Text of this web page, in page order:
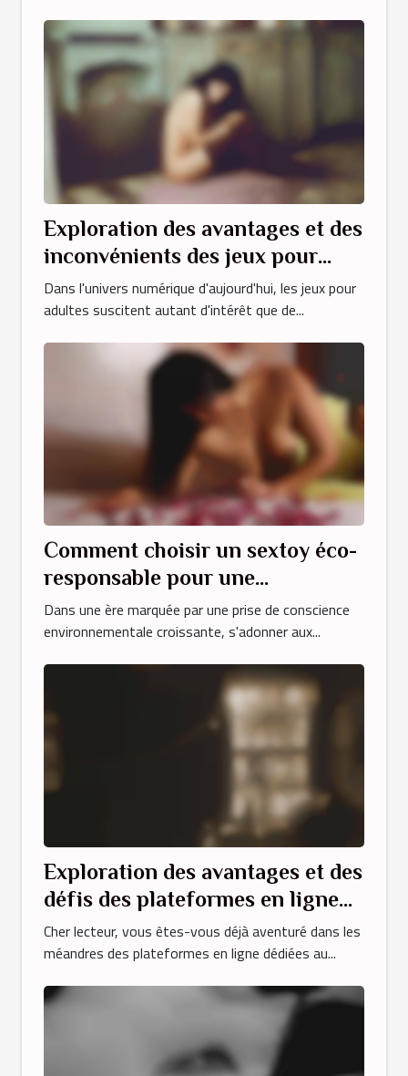
Exploration des avantages et des
inconvénients des jeux pour
adultes nécessitant une carte
bancaire par rapport aux
options gratuites
Dans l'univers numérique d'aujourd'hui, les jeux pour
adultes suscitent autant d'intérêt que de...
Comment choisir un sextoy éco-
responsable pour une
expérience durable et plaisante
Dans une ère marquée par une prise de conscience
environnementale croissante, s'adonner aux...
Exploration des avantages et des
défis des plateformes en ligne
dédiées au libertinage
Cher lecteur, vous êtes-vous déjà aventuré dans les
méandres des plateformes en ligne dédiées au...